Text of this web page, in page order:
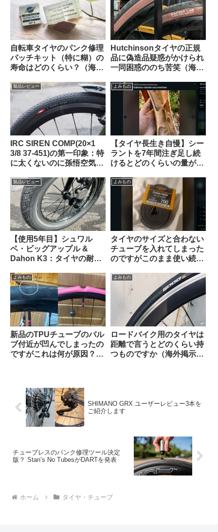
自転車タイヤのパンク修理
パッチキット（特に糊）の
寿命はどのくらい？（海外
Hutchinsonタイヤの正規
品に偽造品疑惑がかけられ
一同困惑ののち苦笑（海外
製品レビュー
IRC SIREN COMP(20×1
3/8 37-451)の第一印象：特
に太くないのに孫悟空気分
（ガチ競技用の高級タイ
ヤ）【Tern Crest カスタマ
イズ】
よみもの
【タイヤ長生き自慢】シー
ラントを7年間注ぎ足し続
けるとどのくらいの量が溜
ら）
製品レビュー
【使用5年目】シュワル
ベ・ビッグアップル &
Dahon K3：タイヤの耐久
あったか
よみもの
タイヤのサイズと合わない
チューブを入れてしまった
のですがこのまま使い続け
外掲示板より）
よみもの
新品のTPUチューブのバル
ブ付近が凹んでしまったの
ですがこれは何が原因？
よみもの
ロードバイク用のタイヤは
距離で言うとどのくらい持
つものですか（海外掲示板
SHIMANO GRX ユーザーレビュー3本を
ご紹介します
チューブレスのパンク修理ツール決定
版？ Stan’s No TubesがDARTを発表
ホーム タイヤ・チューブ